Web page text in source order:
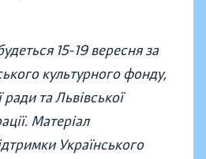
15-19 вересня за
культурного фонду,
ради та Львівської
Матеріал
Українського